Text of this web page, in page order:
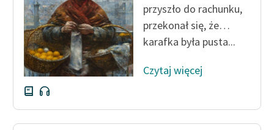
Kolekcje edukacyjne
twórców przechodzących
do domeny publicznej,
lektur szkolnych oraz
Starego Testamentu
Odkurzamy bohaterów
Szkoła Poezji Wolnych
przyszło do rachunku,
przekonał się, że…
karafka była pusta...
Czytaj więcej